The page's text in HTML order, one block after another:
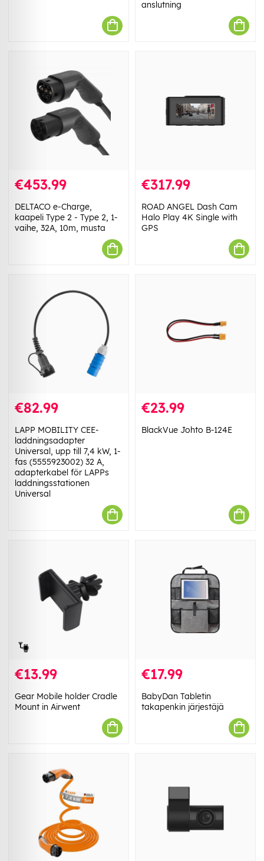
anslutning
€453.99
DELTACO e-Charge,
kaapeli Type 2 - Type 2, 1-
vaihe, 32A, 10m, musta
€317.99
ROAD ANGEL Dash Cam
Halo Play 4K Single with
GPS
€82.99
LAPP MOBILITY CEE-
laddningsadapter
Universal, upp till 7,4 kW, 1-
fas (5555923002) 32 A,
adapterkabel för LAPPs
laddningsstationen
Universal
€23.99
BlackVue Johto B-124E
€13.99
Gear Mobile holder Cradle
Mount in Airwent
€17.99
BabyDan Tabletin
takapenkin järjestäjä